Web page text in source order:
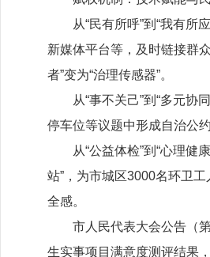
从“民有所呼”到“我有
新媒体平台等，及时链接群
者”变为“治理传感器”。
从“事不关己”到“多元协
停车位等议题中形成自治公
从“公益体检”到“心理健
站”，为市城区3000名环卫工
全感。
市人民代表大会公告（
生实事项目满意度测评结果